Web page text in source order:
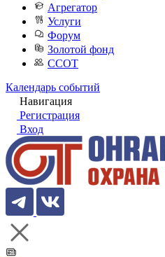
Агрегатор
Услуги
Форум
Золотой фонд
ССОТ
Календарь событий
Навигация
Регистрация
Вход